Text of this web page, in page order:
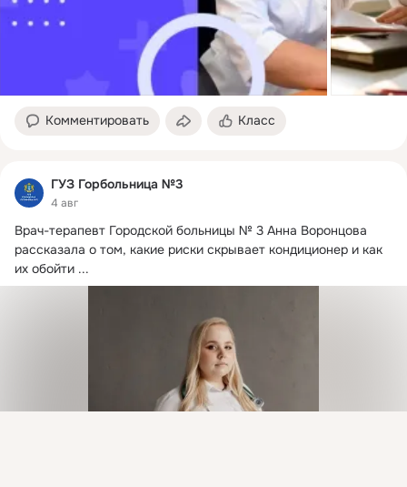
Комментировать Класс
ГУЗ Горбольница №3
4 авг
Врач-терапевт Городской больницы № 3 Анна Воронцова
рассказала о том, какие риски скрывает кондиционер и как
их обойти ...